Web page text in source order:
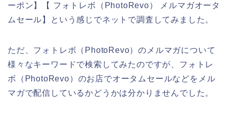
ーポン】【 フォトレボ（PhotoRevo） メルマガオータ
ムセール】という感じでネットで調査してみました。
ただ、フォトレボ（PhotoRevo）のメルマガについて
様々なキーワードで検索してみたのですが、フォトレ
ボ（PhotoRevo）のお店でオータムセールなどをメル
マガで配信しているかどうかは分かりませんでした。